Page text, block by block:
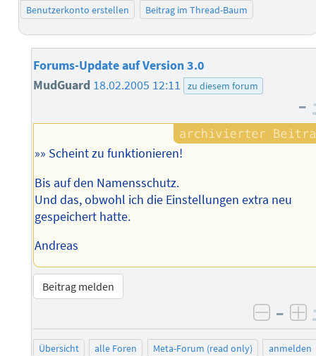
Benutzerkonto erstellen Beitrag im Thread-Baum
Forums-Update auf Version 3.0
MudGuard 18.02.2005 12:11 zu diesem forum
–
»» Scheint zu funktionieren!
Bis auf den Namensschutz.
Und das, obwohl ich die Einstellungen extra neu
gespeichert hatte.
Andreas
Beitrag melden
–
Übersicht alle Foren Meta-Forum (read only)
anmelden